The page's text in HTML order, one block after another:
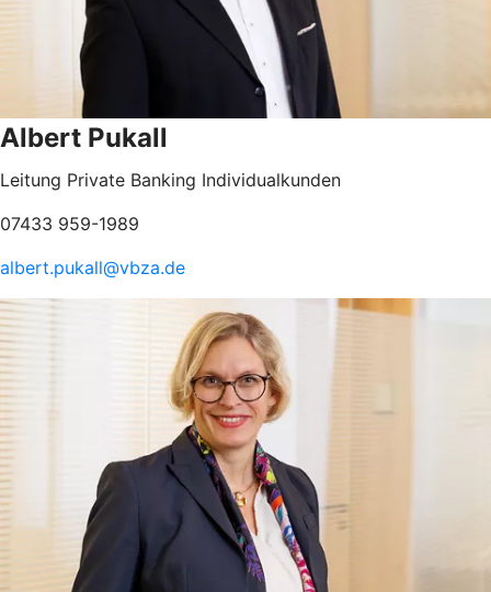
Albert Pukall
Leitung Private Banking Individualkunden
07433 959-1989
albert.pukall@vbza.de